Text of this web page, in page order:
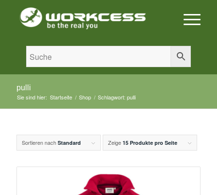
pulli
Sie sind hier: Startseite / Shop / Schlagwort: pulli
Sortieren nach Standard Zeige 15 Produkte pro Seite